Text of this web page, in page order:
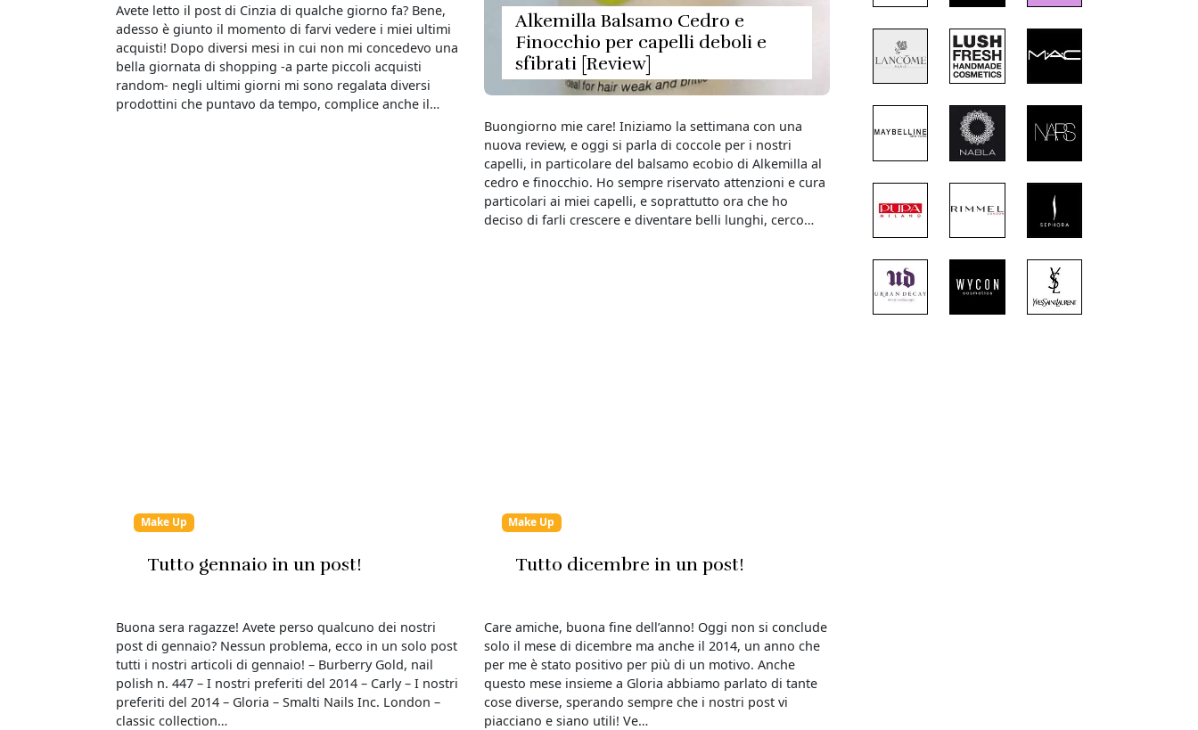
Avete letto il post di Cinzia di qualche giorno fa? Bene,
adesso è giunto il momento di farvi vedere i miei ultimi
acquisti! Dopo diversi mesi in cui non mi concedevo una
bella giornata di shopping -a parte piccoli acquisti
random- negli ultimi giorni mi sono regalata diversi
prodottini che puntavo da tempo, complice anche il…
Alkemilla Balsamo Cedro e
Finocchio per capelli deboli e
sfibrati [Review]
Buongiorno mie care! Iniziamo la settimana con una
nuova review, e oggi si parla di coccole per i nostri
capelli, in particolare del balsamo ecobio di Alkemilla al
cedro e finocchio. Ho sempre riservato attenzioni e cura
particolari ai miei capelli, e soprattutto ora che ho
deciso di farli crescere e diventare belli lunghi, cerco…
Make Up
Tutto gennaio in un post!
Buona sera ragazze! Avete perso qualcuno dei nostri
post di gennaio? Nessun problema, ecco in un solo post
tutti i nostri articoli di gennaio! – Burberry Gold, nail
polish n. 447 – I nostri preferiti del 2014 – Carly – I nostri
preferiti del 2014 – Gloria – Smalti Nails Inc. London –
classic collection…
Make Up
Tutto dicembre in un post!
Care amiche, buona fine dell’anno! Oggi non si conclude
solo il mese di dicembre ma anche il 2014, un anno che
per me è stato positivo per più di un motivo. Anche
questo mese insieme a Gloria abbiamo parlato di tante
cose diverse, sperando sempre che i nostri post vi
piacciano e siano utili! Ve…